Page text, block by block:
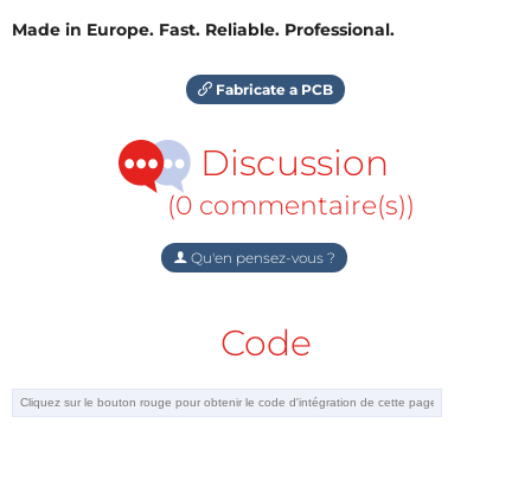
Made in Europe. Fast. Reliable. Professional.
Fabricate a PCB
Discussion
(0 commentaire(s))
Qu'en pensez-vous ?
Code